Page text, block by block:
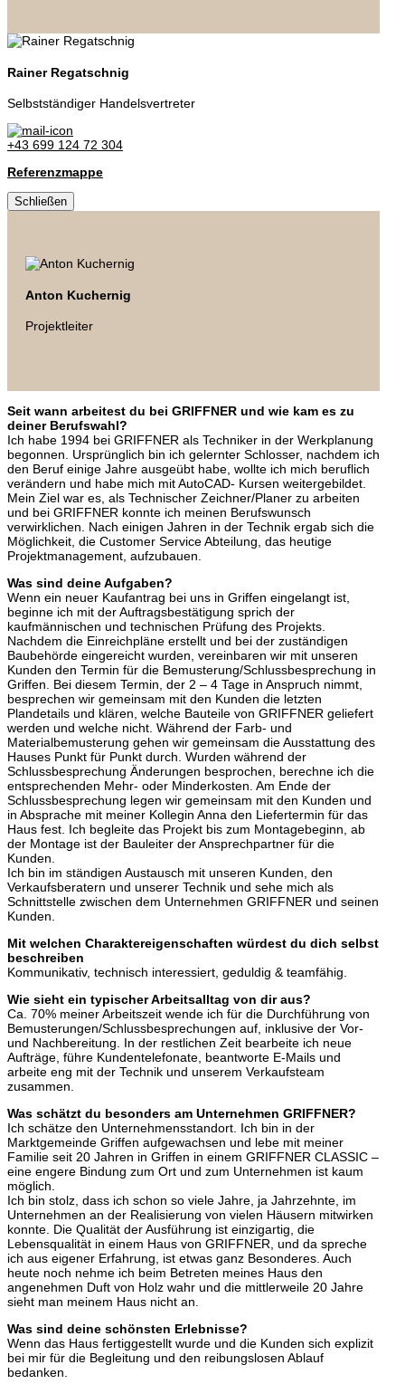
Rainer Regatschnig
Selbstständiger Handelsvertreter
+43 699 124 72 304
Referenzmappe
Schließen
Anton Kuchernig
Projektleiter
Seit wann arbeitest du bei GRIFFNER und wie kam es zu
deiner Berufswahl?
Ich habe 1994 bei GRIFFNER als Techniker in der Werkplanung
begonnen. Ursprünglich bin ich gelernter Schlosser, nachdem ich
den Beruf einige Jahre ausgeübt habe, wollte ich mich beruflich
verändern und habe mich mit AutoCAD- Kursen weitergebildet.
Mein Ziel war es, als Technischer Zeichner/Planer zu arbeiten
und bei GRIFFNER konnte ich meinen Berufswunsch
verwirklichen. Nach einigen Jahren in der Technik ergab sich die
Möglichkeit, die Customer Service Abteilung, das heutige
Projektmanagement, aufzubauen.
Was sind deine Aufgaben?
Wenn ein neuer Kaufantrag bei uns in Griffen eingelangt ist,
beginne ich mit der Auftragsbestätigung sprich der
kaufmännischen und technischen Prüfung des Projekts.
Nachdem die Einreichpläne erstellt und bei der zuständigen
Baubehörde eingereicht wurden, vereinbaren wir mit unseren
Kunden den Termin für die Bemusterung/Schlussbesprechung in
Griffen. Bei diesem Termin, der 2 – 4 Tage in Anspruch nimmt,
besprechen wir gemeinsam mit den Kunden die letzten
Plandetails und klären, welche Bauteile von GRIFFNER geliefert
werden und welche nicht. Während der Farb- und
Materialbemusterung gehen wir gemeinsam die Ausstattung des
Hauses Punkt für Punkt durch. Wurden während der
Schlussbesprechung Änderungen besprochen, berechne ich die
entsprechenden Mehr- oder Minderkosten. Am Ende der
Schlussbesprechung legen wir gemeinsam mit den Kunden und
in Absprache mit meiner Kollegin Anna den Liefertermin für das
Haus fest. Ich begleite das Projekt bis zum Montagebeginn, ab
der Montage ist der Bauleiter der Ansprechpartner für die
Kunden.
Ich bin im ständigen Austausch mit unseren Kunden, den
Verkaufsberatern und unserer Technik und sehe mich als
Schnittstelle zwischen dem Unternehmen GRIFFNER und seinen
Kunden.
Mit welchen Charaktereigenschaften würdest du dich selbst
beschreiben
Kommunikativ, technisch interessiert, geduldig & teamfähig.
Wie sieht ein typischer Arbeitsalltag von dir aus?
Ca. 70% meiner Arbeitszeit wende ich für die Durchführung von
Bemusterungen/Schlussbesprechungen auf, inklusive der Vor-
und Nachbereitung. In der restlichen Zeit bearbeite ich neue
Aufträge, führe Kundentelefonate, beantworte E-Mails und
arbeite eng mit der Technik und unserem Verkaufsteam
zusammen.
Was schätzt du besonders am Unternehmen GRIFFNER?
Ich schätze den Unternehmensstandort. Ich bin in der
Marktgemeinde Griffen aufgewachsen und lebe mit meiner
Familie seit 20 Jahren in Griffen in einem GRIFFNER CLASSIC –
eine engere Bindung zum Ort und zum Unternehmen ist kaum
möglich.
Ich bin stolz, dass ich schon so viele Jahre, ja Jahrzehnte, im
Unternehmen an der Realisierung von vielen Häusern mitwirken
konnte. Die Qualität der Ausführung ist einzigartig, die
Lebensqualität in einem Haus von GRIFFNER, und da spreche
ich aus eigener Erfahrung, ist etwas ganz Besonderes. Auch
heute noch nehme ich beim Betreten meines Haus den
angenehmen Duft von Holz wahr und die mittlerweile 20 Jahre
sieht man meinem Haus nicht an.
Was sind deine schönsten Erlebnisse?
Wenn das Haus fertiggestellt wurde und die Kunden sich explizit
bei mir für die Begleitung und den reibungslosen Ablauf
bedanken.